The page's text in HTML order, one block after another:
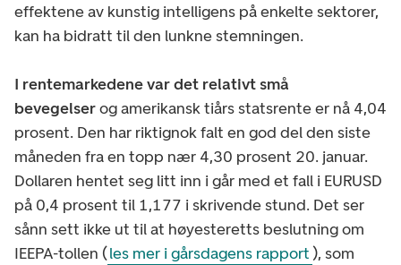
effektene av kunstig intelligens på enkelte sektorer,
kan ha bidratt til den lunkne stemningen.
I rentemarkedene var det relativt små
bevegelserog amerikansk tiårs statsrente er nå 4,04
prosent. Den har riktignok falt en god del den siste
måneden fra en topp nær 4,30 prosent 20. januar.
Dollaren hentet seg litt inn i går med et fall i EURUSD
på 0,4 prosent til 1,177 i skrivende stund. Det ser
sånn sett ikke ut til at høyesteretts beslutning om
IEEPA-tollen (les mer i gårsdagens rapport ), som